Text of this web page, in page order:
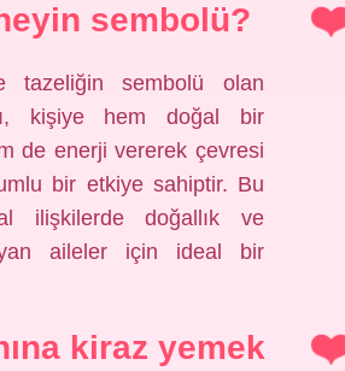
sembolü?
tazeliğin sembolü olan
kişiye hem doğal bir
de enerji vererek çevresi
bir etkiye sahiptir. Bu
ilişkilerde doğallık ve
aileler için ideal bir
kiraz yemek